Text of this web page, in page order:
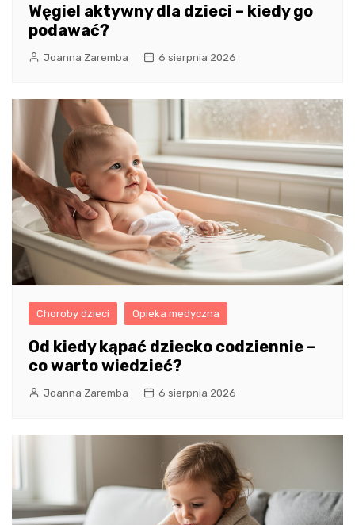
Węgiel aktywny dla dzieci – kiedy go
podawać?
Joanna Zaremba 6 sierpnia 2026
Choroby dzieci Opieka medyczna
Od kiedy kąpać dziecko codziennie –
co warto wiedzieć?
Joanna Zaremba 6 sierpnia 2026